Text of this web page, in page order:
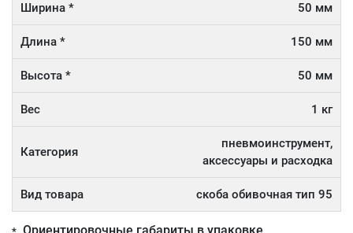
Ширина * 50 мм
Длина * 150 мм
Высота * 50 мм
Вес 1 кг
Категория
пневмоинструмент,
аксессуары и расходка
Вид товара скоба обивочная тип 95